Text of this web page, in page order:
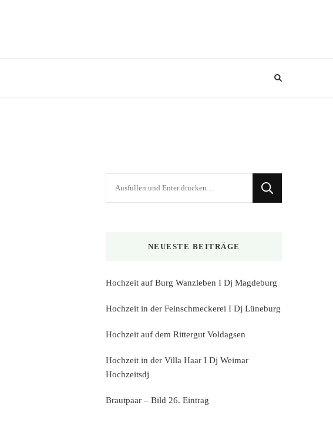
NEUESTE BEITRÄGE
Hochzeit auf Burg Wanzleben I Dj Magdeburg
Hochzeit in der Feinschmeckerei I Dj Lüneburg
Hochzeit auf dem Rittergut Voldagsen
Hochzeit in der Villa Haar I Dj Weimar
Hochzeitsdj
Brautpaar – Bild 26. Eintrag